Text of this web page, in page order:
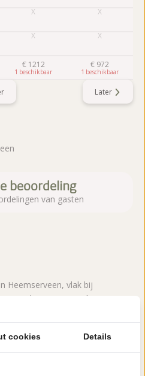
Later
€ 1212
1
€ 972
1
beoordeling
van gasten
Heemserveen, vlak bij
in het groen van het
met ruime
cookies Details